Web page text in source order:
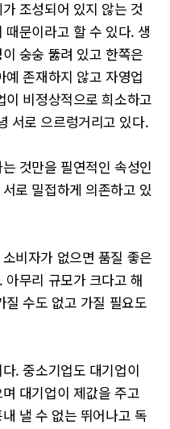
조성되어 있지 않는 것
문이라고 할 수 있다. 생
숭숭 뚫려 있고 한쪽은
존재하지 않고 자영업
비정상적으로 희소하고
서로 으르렁거리고 있다.
것만을 필연적인 속성인
로 밀접하게 의존하고 있
비자가 없으면 품질 좋은
무리 규모가 크다고 해
수도 없고 가질 필요도
. 중소기업도 대기업이
대기업이 제값을 주고
낼 수 없는 뛰어나고 독